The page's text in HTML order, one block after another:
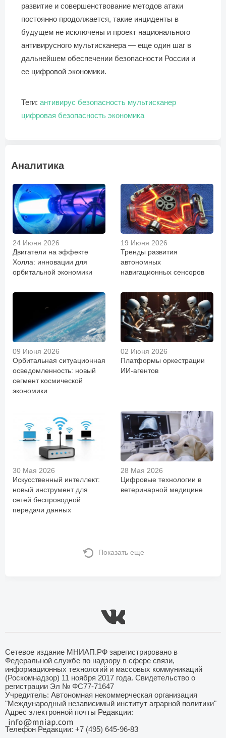
развитие и совершенствование методов атаки
постоянно продолжается, такие инциденты в
будущем не исключены и проект национального
антивирусного мультисканера — еще один шаг в
дальнейшем обеспечении безопасности России и
ее цифровой экономики.
Теги: антивирус безопасность мультисканер
цифровая безопасность экономика
Аналитика
24 Июня 2026
Двигатели на эффекте
Холла: инновации для
орбитальной экономики
19 Июня 2026
Тренды развития
автономных
навигационных сенсоров
09 Июня 2026
Орбитальная ситуационная
осведомленность: новый
сегмент космической
экономики
02 Июня 2026
Платформы оркестрации
ИИ-агентов
30 Мая 2026
Искусственный интеллект:
новый инструмент для
сетей беспроводной
передачи данных
28 Мая 2026
Цифровые технологии в
ветеринарной медицине
Показать еще
Сетевое издание МНИАП.РФ зарегистрировано в
Федеральной службе по надзору в сфере связи,
информационных технологий и массовых коммуникаций
(Роскомнадзор) 11 ноября 2017 года. Свидетельство о
регистрации Эл № ФС77-71647
Учредитель: Автономная некоммерческая организация
"Международный независимый институт аграрной политики"
Адрес электронной почты Редакции:
Телефон Редакции: +7 (495) 645-96-83